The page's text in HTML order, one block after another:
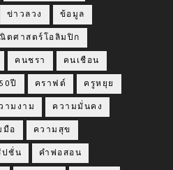
ข่าวลวง ข้อมูล
ตศาสตร์โอลิมปิก
คนชรา คนเชือน
ปี คราฟต์ ครูหยุย
ามงาม ความมั่นคง
มือ ความสุข
ปชั่น คำพ่อสอน